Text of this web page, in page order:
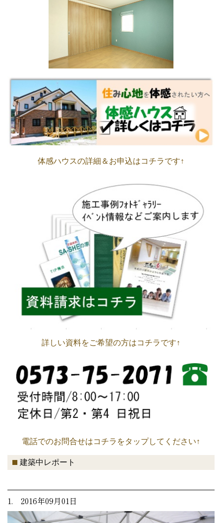
体感ハウスの詳細＆お申込はコチラです↑
詳しい資料をご希望の方はコチラです↑
電話でのお問合せはコチラをタップしてください↑
建築中レポート
1. 2016年09月01日